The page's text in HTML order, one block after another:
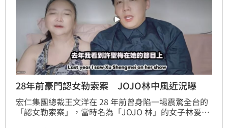
28年前豪門認女勒索案 JOJO林中風近況曝
宏仁集團總裁王文洋在 28 年前曾身陷一場震驚全台的
「認女勒索案」，當時名為「JOJO 林」的女子林爰